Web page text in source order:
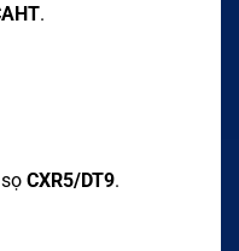
.
CXR5/DT9.